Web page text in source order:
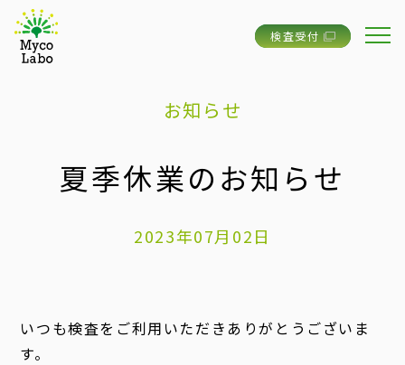
検査受付
お知らせ
夏季休業のお知らせ
2023年07月02日
いつも検査をご利用いただきありがとうございま
す。